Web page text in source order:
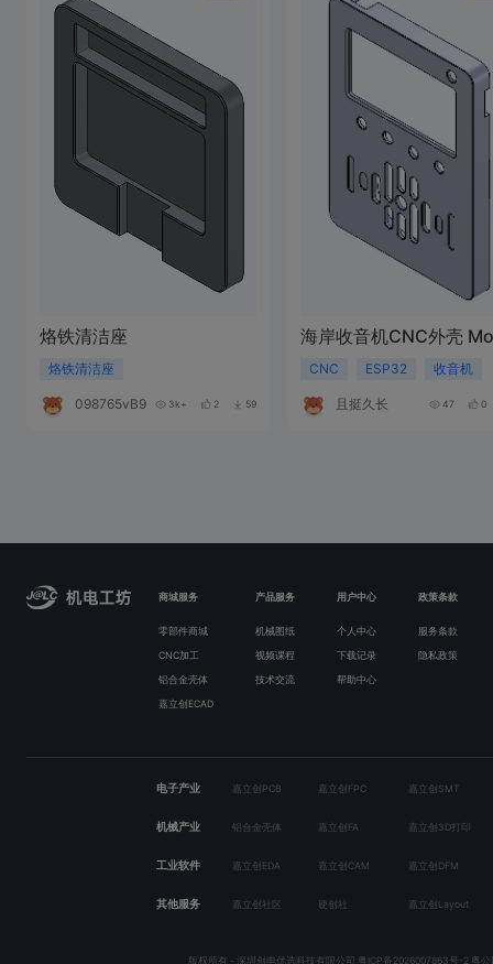
烙铁清洁座
烙铁清洁座
098765vB938T3k+ 2 59
海岸收音机CNC外壳
CNC ESP32 收音机
且挺久长 47 0
商城服务 产品服务 用户中心 政策条款
零部件商城 机械图纸 个人中心 服务条款
CNC加工 视频课程 下载记录 隐私政策
铝合金壳体 技术交流 帮助中心
嘉立创ECAD
电子产业 嘉立创PCB 嘉立创FPC 嘉立创SMT
机械产业 铝合金壳体 嘉立创FA 嘉立创3D打印
工业软件 嘉立创EDA 嘉立创CAM 嘉立创DFM
其他服务 嘉立创社区 硬创社 嘉立创Layout
版权所有 - 深圳创电优选科技有限公司 粤ICP备2026007863号-2 粤